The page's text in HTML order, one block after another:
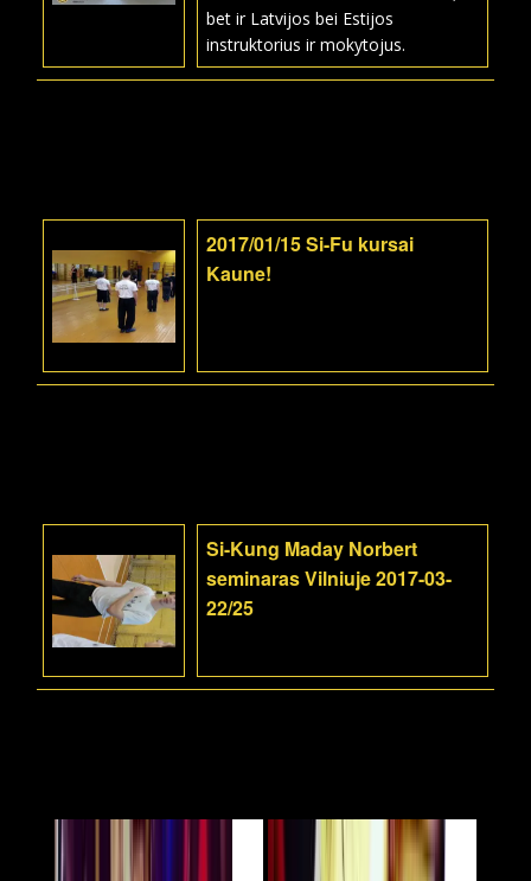
bet ir Latvijos bei Estijos
instruktorius ir mokytojus.
2017/01/15 Si-Fu kursai
Kaune!
Si-Kung Maday Norbert
seminaras Vilniuje 2017-03-
22/25